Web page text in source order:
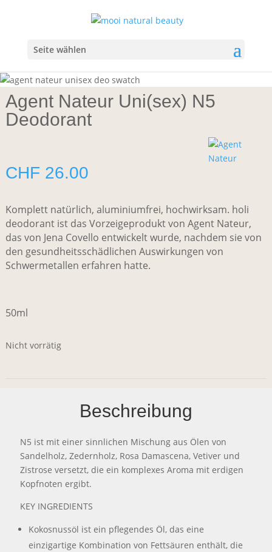
Seite wählen
Agent Nateur Uni(sex) N5
Deodorant
CHF 26.00
Komplett natürlich, aluminiumfrei, hochwirksam. holi
deodorant ist das Vorzeigeprodukt von Agent Nateur,
das von Jena Covello entwickelt wurde, nachdem sie von
den gesundheitsschädlichen Auswirkungen von
Schwermetallen erfahren hatte.
50ml
Nicht vorrätig
Beschreibung
N5 ist mit einer sinnlichen Mischung aus Ölen von
Sandelholz, Zedernholz, Rosa Damascena, Vetiver und
Zistrose versetzt, die ein komplexes Aroma mit erdigen
Kopfnoten ergibt.
KEY INGREDIENTS
Kokosnussöl ist ein pflegendes Öl, das eine
einzigartige Kombination von Fettsäuren enthält, die